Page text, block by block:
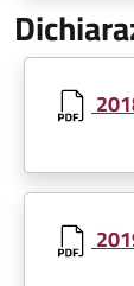
Document
Document